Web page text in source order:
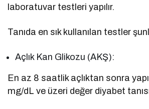
laboratuvar testleri yapılır.
Tanıda en sık kullanılan testler
Açlık Kan Glikozu (AKŞ):
En az 8 saatlik açlıktan sonra
mg/dL ve üzeri değer diyabet